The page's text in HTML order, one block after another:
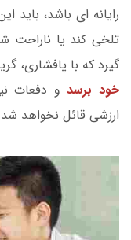
رایانه ای باشد، باید
تلخی کند یا ناراحت
گیرد که با پافشاری،
خود برسد و دفعات
ارزشی قائل نخواهد